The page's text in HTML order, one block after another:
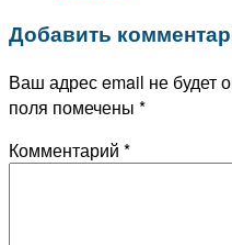
Добавить
Ваш адрес email не будет
поля помечены *
Комментарий *